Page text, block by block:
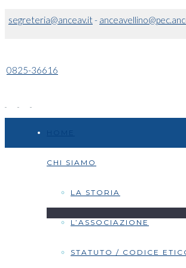
segreteria@anceav.it-
0825-36616
CHI SIAMO
LA STORIA
L’ASSOCIAZIONE
STATUTO / CODICE